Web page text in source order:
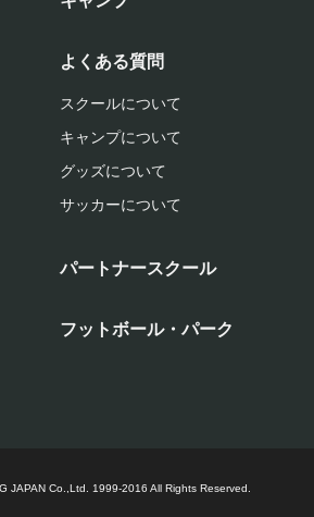
よくある質問
スクールについて
キャンプについて
グッズについて
サッカーについて
パートナースクール
フットボール・パーク
JAPAN Co.,Ltd. 1999-2016 All Rights Reserved.